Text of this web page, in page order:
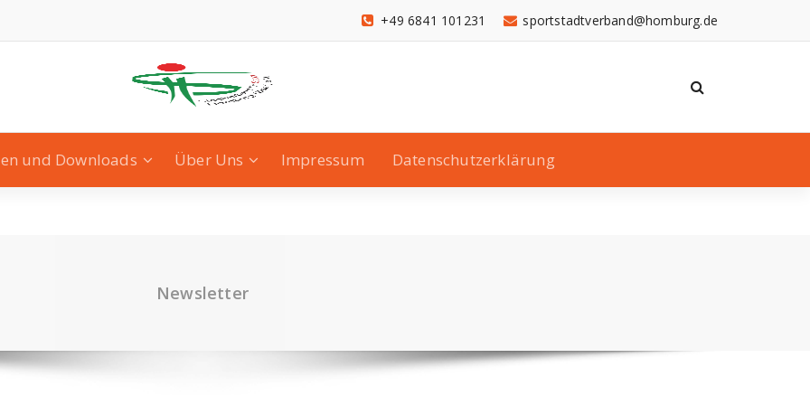
sportstadtverband@homburg.de
+49 6841 101231
und Downloads Über Uns Impressum Datenschutzerklärung
Newsletter